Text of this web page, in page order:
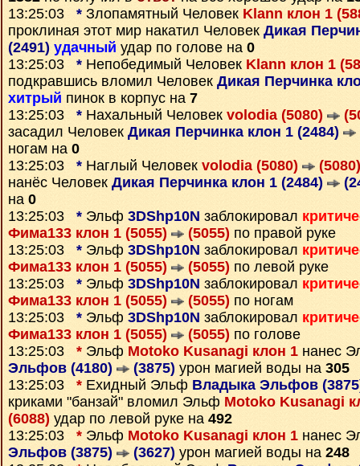
13:25:03 * Злопамятный Человек Klann клон 1
проклиная этот мир накатил Человек Дикая
(2491) удачный удар по голове на 0
13:25:03 * Непобедимый Человек Klann клон 1
подкравшись вломил Человек Дикая Перчинка
хитрый пинок в корпус на 7
13:25:03 * Нахальный Человек volodia (5080)
засадил Человек Дикая Перчинка клон 1 (2484)
ногам на 0
13:25:03 * Наглый Человек volodia (5080)
(5080)
нанёс Человек Дикая Перчинка клон 1 (2484)
на 0
13:25:03 * Эльф 3DShp10N заблокировал
Фима133 клон 1 (5055)
(5055) по правой руке
13:25:03 * Эльф 3DShp10N заблокировал
Фима133 клон 1 (5055)
(5055) по левой руке
13:25:03 * Эльф 3DShp10N заблокировал
Фима133 клон 1 (5055)
(5055) по ногам
13:25:03 * Эльф 3DShp10N заблокировал
Фима133 клон 1 (5055)
(5055) по голове
13:25:03 * Эльф Motoko Kusanagi клон 1 нанес
Эльфов (4180)
(3875) урон магией воды на 305
13:25:03 * Ехидный Эльф Владыка Эльфов
криками "банзай" вломил Эльф Motoko Kusanagi
(6088) удар по левой руке на 492
13:25:03 * Эльф Motoko Kusanagi клон 1 нанес
Эльфов (3875)
(3627) урон магией воды на 248